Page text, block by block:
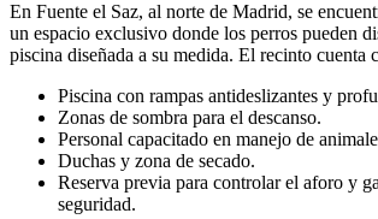
En Fuente el Saz, al norte de Madrid, se
un espacio exclusivo donde los perros pueden
piscina diseñada a su medida. El recinto cuenta
Piscina con rampas antideslizantes y
Zonas de sombra para el descanso.
Personal capacitado en manejo de
Duchas y zona de secado.
Reserva previa para controlar el aforo y
seguridad.